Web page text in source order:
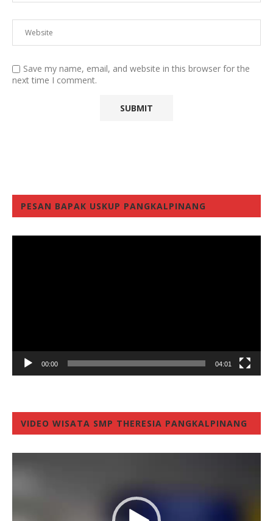
Save my name, email, and website in this browser for the
next time I comment.
PESAN BAPAK USKUP PANGKALPINANG
00:00 04:01
VIDEO WISATA SMP THERESIA PANGKALPINANG